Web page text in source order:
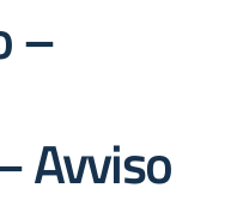
–
Avviso